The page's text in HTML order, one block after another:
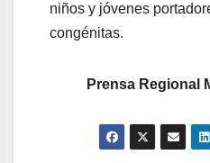
niños y jóvenes
congénitas.
Prensa Regional